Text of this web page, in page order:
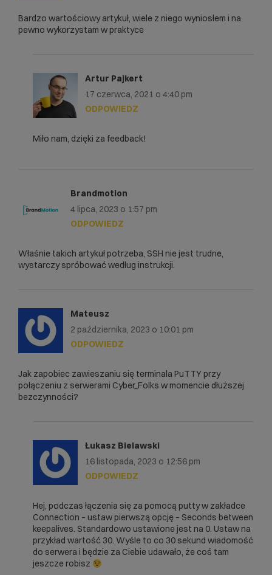
Bardzo wartościowy artykuł, wiele z niego wyniosłem i na
pewno wykorzystam w praktyce
Artur Pajkert
17 czerwca, 2021 o 4:40 pm
Miło nam, dzięki za feedback!
ODPOWIEDZ
Brandmotion
4 lipca, 2023 o 1:57 pm
Właśnie takich artykuł potrzeba, SSH nie jest trudne,
wystarczy spróbować według instrukcji.
ODPOWIEDZ
Mateusz
2 października, 2023 o 10:01 pm
Jak zapobiec zawieszaniu się terminala PuTTY przy
połączeniu z serwerami Cyber_Folks w momencie dłuższej
bezczynności?
ODPOWIEDZ
Łukasz Bielawski
16 listopada, 2023 o 12:56 pm
Hej, podczas łączenia się za pomocą putty w zakładce
Connection – ustaw pierwszą opcję – Seconds between
keepalives. Standardowo ustawione jest na 0. Ustaw na
przykład wartość 30. Wyśle to co 30 sekund wiadomość
do serwera i będzie za Ciebie udawało, że coś tam
jeszcze robisz
ODPOWIEDZ